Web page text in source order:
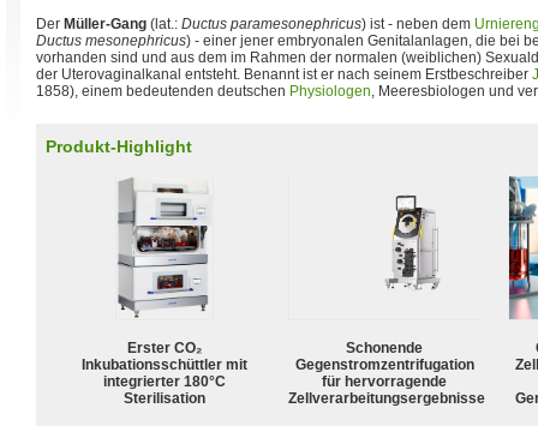
Der Müller-Gang (lat.: Ductus paramesonephricus) ist - neben dem
Ductus mesonephricus) - einer jener embryonalen Genitalanlagen, die bei
vorhanden sind und aus dem im Rahmen der normalen (weiblichen)
der Uterovaginalkanal entsteht. Benannt ist er nach seinem Erstbeschreiber
1858), einem bedeutenden deutschen Physiologen, Meeresbiologen und
Produkt-Highlight
Erster CO₂
Inkubationsschüttler mit
integrierter 180°C
Sterilisation
Schonende
Gegenstromzentrifugation
für hervorragende
Zellverarbeitungsergebnisse